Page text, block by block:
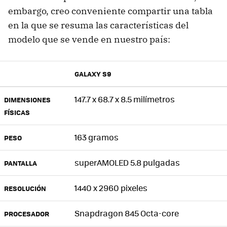
embargo, creo conveniente compartir una tabla
en la que se resuma las características del
modelo que se vende en nuestro país:
GALAXY S9
DIMENSIONES
FÍSICAS
147.7 x 68.7 x 8.5 milímetros
PESO 163 gramos
PANTALLA superAMOLED 5.8 pulgadas
RESOLUCIÓN 1440 x 2960 pixeles
PROCESADOR Snapdragon 845 Octa-core